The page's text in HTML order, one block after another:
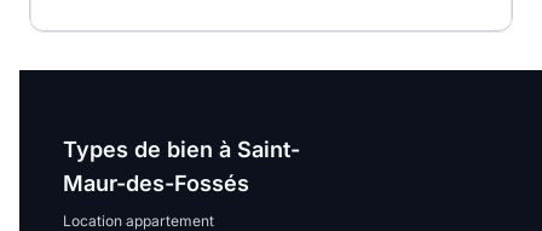
Types de bien à Saint-
Maur-des-Fossés
Location appartement